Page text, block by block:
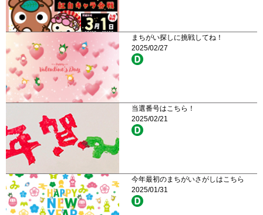
まちがい探しに挑戦してね！
2025/02/27
当選番号はこちら！
2025/02/21
今年最初のまちがいさがしはこちら
2025/01/31